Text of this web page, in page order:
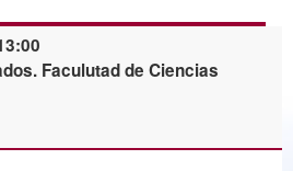
Faculutad de Ciencias